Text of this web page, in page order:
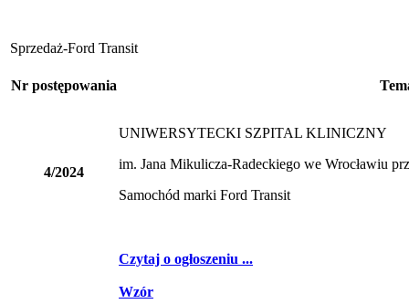
Sprzedaż-Ford Transit
Nr postępowania
4/2024
UNIWERSYTECKI SZPITAL KLINICZNY
im. Jana Mikulicza-
Samochód marki Ford Transit
Czytaj o ogłoszeniu ...
Wzór